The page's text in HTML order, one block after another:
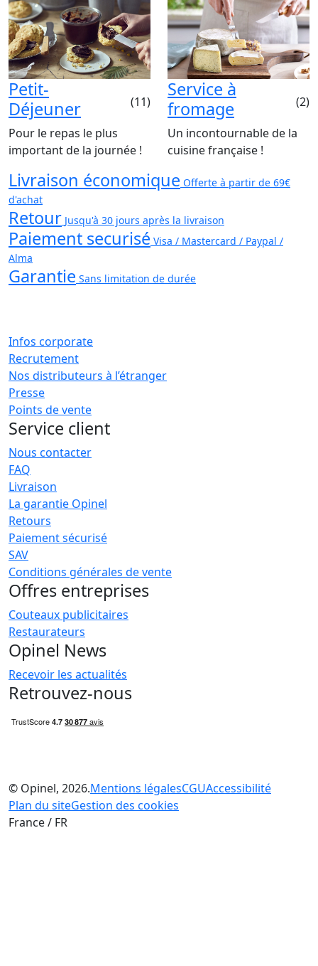
Petit-
Déjeuner
(11)
Pour le repas le plus
important de la journée !
Service à
fromage
(2)
Un incontournable de la
cuisine française !
Livraison économique Offerte à partir de 69€
d'achat
Retour Jusqu'à 30 jours après la livraison
Paiement securisé Visa / Mastercard / Paypal /
Alma
Garantie Sans limitation de durée
Infos corporate
Recrutement
Nos distributeurs à l’étranger
Presse
Points de vente
Service client
Nous contacter
FAQ
Livraison
La garantie Opinel
Retours
Paiement sécurisé
SAV
Conditions générales de vente
Offres entreprises
Couteaux publicitaires
Restaurateurs
Opinel News
Recevoir les actualités
Retrouvez-nous
© Opinel, 2026.Mentions légalesCGUAccessibilité
Plan du siteGestion des cookies
France / FR